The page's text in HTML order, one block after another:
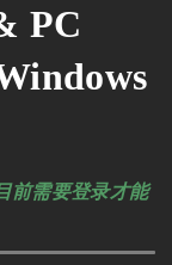
PC
前需要登录才能